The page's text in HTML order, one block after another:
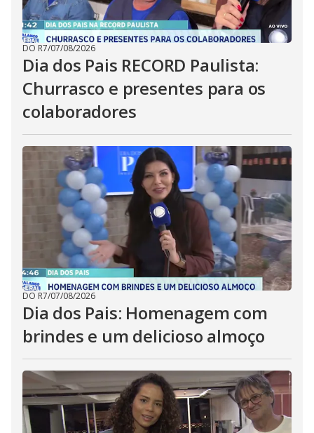
DO R7/07/08/2026
Dia dos Pais RECORD Paulista:
Churrasco e presentes para os
colaboradores
DO R7/07/08/2026
Dia dos Pais: Homenagem com
brindes e um delicioso almoço